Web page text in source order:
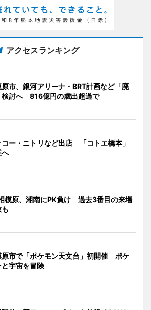
アクセスランキング
市、銀河アリーナ・BRT計画など「廃
検討へ 816億円の歳出超過で
コー・ニトリなど出店 「コトエ橋本」
へ
模原、湘南にPK負け 過去3番目の来場
原市で「ポケモン天文台」初開催 ポケ
と宇宙を冒険